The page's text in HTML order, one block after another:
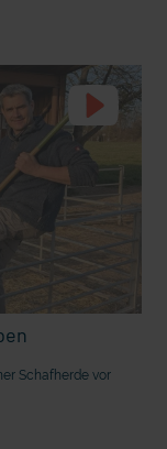
Giovanni
Schafherde vor